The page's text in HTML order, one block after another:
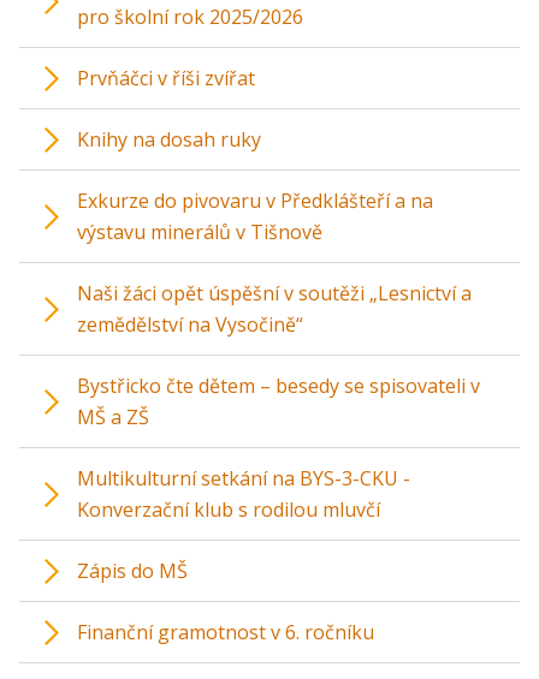
pro školní rok 2025/2026
Prvňáčci v říši zvířat
Knihy na dosah ruky
Exkurze do pivovaru v Předklášteří a na
výstavu minerálů v Tišnově
Naši žáci opět úspěšní v soutěži „Lesnictví a
zemědělství na Vysočině“
Bystřicko čte dětem – besedy se spisovateli v
MŠ a ZŠ
Multikulturní setkání na BYS-3-CKU -
Konverzační klub s rodilou mluvčí
Zápis do MŠ
Finanční gramotnost v 6. ročníku